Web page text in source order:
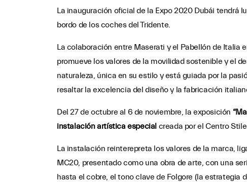
La inauguración oficial de la Expo 2020 Dubái tendrá
bordo de los coches del Tridente.
La colaboración entre Maserati y el Pabellón de Italia
promueve los valores de la movilidad sostenible y el
naturaleza, única en su estilo y está guiada por la
resaltar la excelencia del diseño y la fabricación
Del 27 de octubre al 6 de noviembre, la exposición
instalación artística especial creada por el Centro
La instalación reinterepreta los valores de la marca,
MC20, presentado como una obra de arte, con una
hasta el cobre, el tono clave de Folgore (la